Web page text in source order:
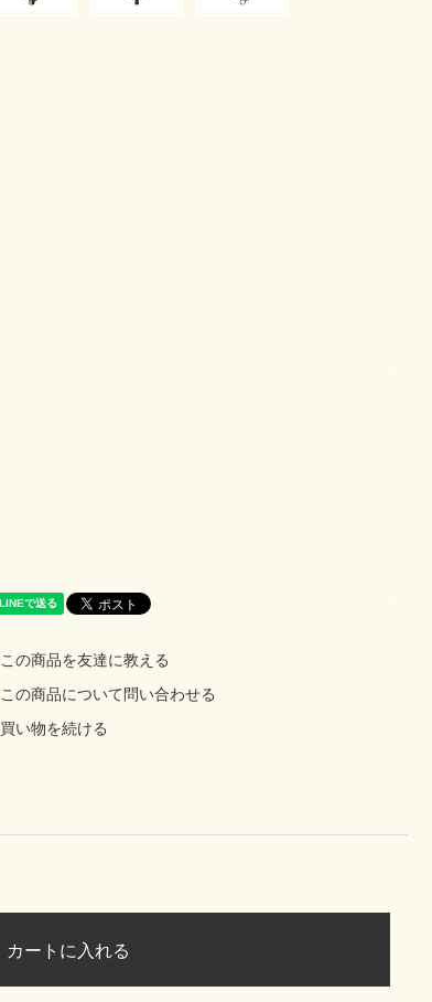
この商品を友達に教える
この商品について問い合わせる
買い物を続ける
カートに入れる